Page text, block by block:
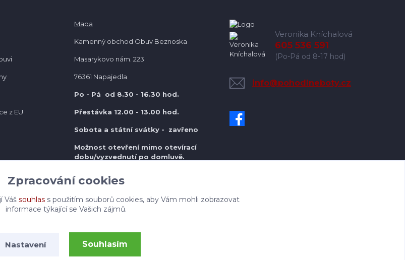
z EU
Mapa
Kamenný obchod Obuv Beznoska
Masarykovo nám. 223
76361 Napajedla
Po - Pá od 8.30 - 16.30 hod.
Přestávka 12.00 - 13.00 hod.
Sobota a státní svátky - zavřeno
Možnost otevření mimo otevírací
dobu/vyzvednutí po domluvě.
Veronika Kníchalová
605 536 591
(Po-Pá od 8-17 hod)
info@pohodlneboty.cz
Zpracování cookies
Váš souhlass použitím souborů cookies, aby Vám mohli zobrazovat
informace týkající se Vašich zájmů.
Nastavení Souhlasím